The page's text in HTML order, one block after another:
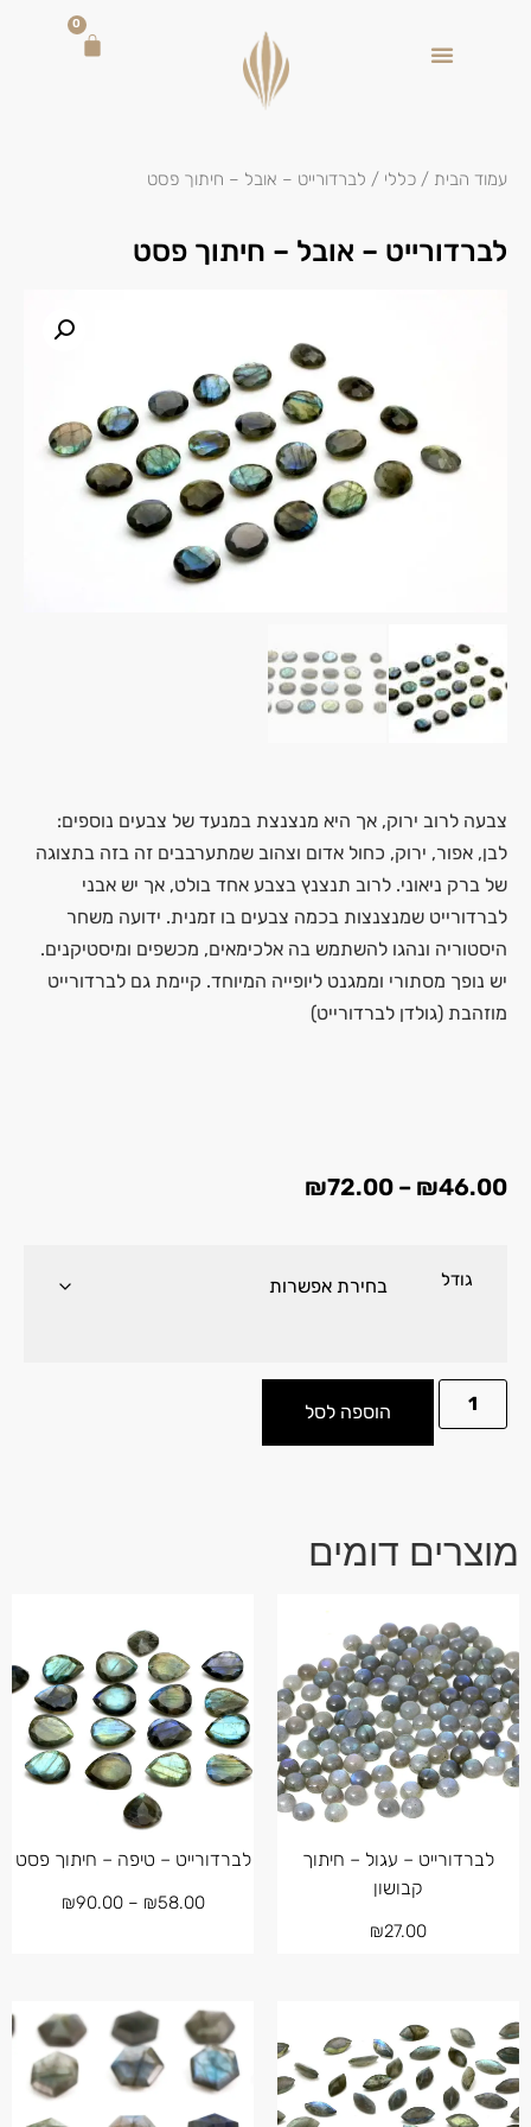
0
עמוד הבית / כללי / לברדורייט – אובל – חיתוך פסט
לברדורייט – אובל – חיתוך פסט
צבעה לרוב ירוק, אך היא מנצנצת במנעד של צבעים נוספים:
לבן, אפור, ירוק, כחול אדום וצהוב שמתערבבים זה בזה בתצוגה
של ברק ניאוני. לרוב תנצנץ בצבע אחד בולט, אך יש אבני
לברדורייט שמנצנצות בכמה צבעים בו זמנית. ידועה משחר
היסטוריה ונהגו להשתמש בה אלכימאים, מכשפים ומיסטיקנים.
יש נופך מסתורי וממגנט ליופייה המיוחד. קיימת גם לברדורייט
מוזהבת (גולדן לברדורייט)
₪46.00
–
₪72.00
גודל
הוספה לסל
מוצרים דומים
לברדורייט – עגול – חיתוך
קבושון
₪27.00
לברדורייט – טיפה – חיתוך פסט
₪58.00
–
₪90.00